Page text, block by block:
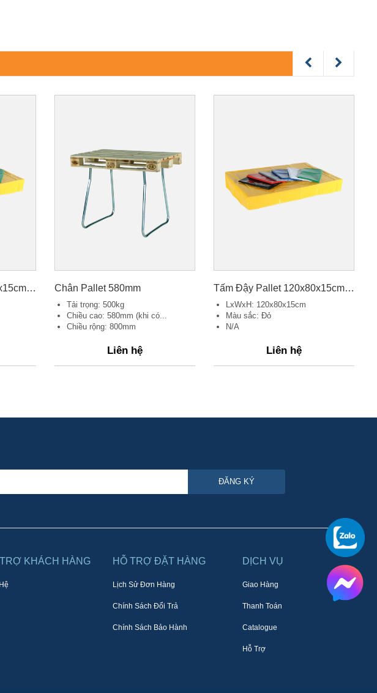
Tấm Đậy Pallet 120x80x15cm, Màu Đen Chân Pallet 580mm
Tải trọng: 500kg
Chiều cao: 580mm (khi có...
Chiều rộng: 800mm
Liên hệ
Tấm Đậy Pallet 120x80x15cm, Màu Đỏ
LxWxH: 120x80x15cm
Màu sắc: Đỏ
N/A
Liên hệ
ĐĂNG KÝ
KHÁCH HÀNG HỖ TRỢ ĐẶT HÀNG
Lịch Sử Đơn Hàng
Chính Sách Đổi Trả
Chính Sách Bảo Hành
DỊCH VỤ
Giao Hàng
Thanh Toán
Catalogue
Hỗ Trợ